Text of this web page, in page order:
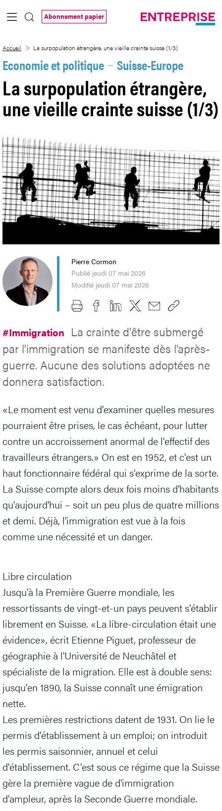
Saut au contenu principal
Abonnement papier
Accueil La surpopulation étrangère, une vieille crainte suisse (1/3)
Economie et politique Suisse-Europe
La surpopulation étrangère,
une vieille crainte suisse (1/3)
Pierre Cormon
Publié jeudi 07 mai 2026
Modifié jeudi 07 mai 2026
#Immigration La crainte d'être submergé
par l'immigration se manifeste dès l'après-
guerre. Aucune des solutions adoptées ne
donnera satisfaction.
«Le moment est venu d'examiner quelles mesures
pourraient être prises, le cas échéant, pour lutter
contre un accroissement anormal de l'effectif des
travailleurs étrangers.» On est en 1952, et c'est un
haut fonctionnaire fédéral qui s'exprime de la sorte.
La Suisse compte alors deux fois moins d'habitants
qu'aujourd'hui – soit un peu plus de quatre millions
et demi. Déjà, l'immigration est vue à la fois
comme une nécessité et un danger.
Libre circulation
Jusqu'à la Première Guerre mondiale, les
ressortissants de vingt-et-un pays peuvent s'établir
librement en Suisse. «La libre-circulation était une
évidence», écrit Etienne Piguet, professeur de
géographie à l'Université de Neuchâtel et
spécialiste de la migration. Elle est à double sens:
jusqu'en 1890, la Suisse connaît une émigration
nette.
Les premières restrictions datent de 1931. On lie le
permis d'établissement à un emploi; on introduit
les permis saisonnier, annuel et celui
d'établissement. C'est sous ce régime que la Suisse
gère la première vague de d'immigration
d'ampleur, après la Seconde Guerre mondiale.